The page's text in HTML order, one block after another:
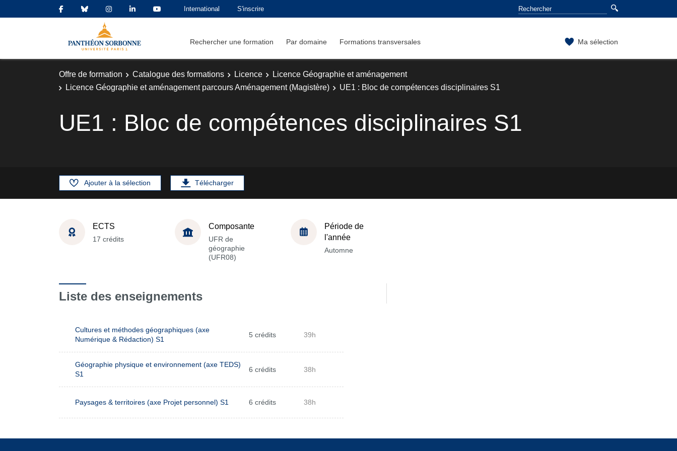
International S'inscrire
Rechercher une formation Par domaine Formations transversales Ma sélection
Offre de formation Catalogue des formations Licence
Licence Géographie et aménagement
Licence Géographie et aménagement parcours Aménagement (Magistère)
UE1 : Bloc de compétences disciplinaires S1
UE1 : Bloc de compétences disciplinaires S1
Ajouter à la sélection Télécharger
ECTS
17 crédits
Composante
UFR de
géographie
(UFR08)
Période de
l'année
Automne
Liste des enseignements
Cultures et méthodes géographiques (axe
Numérique & Rédaction) S1
5 crédits 39h
Géographie physique et environnement (axe TEDS)
S1
6 crédits 38h
Paysages & territoires (axe Projet personnel) S1 6 crédits 38h